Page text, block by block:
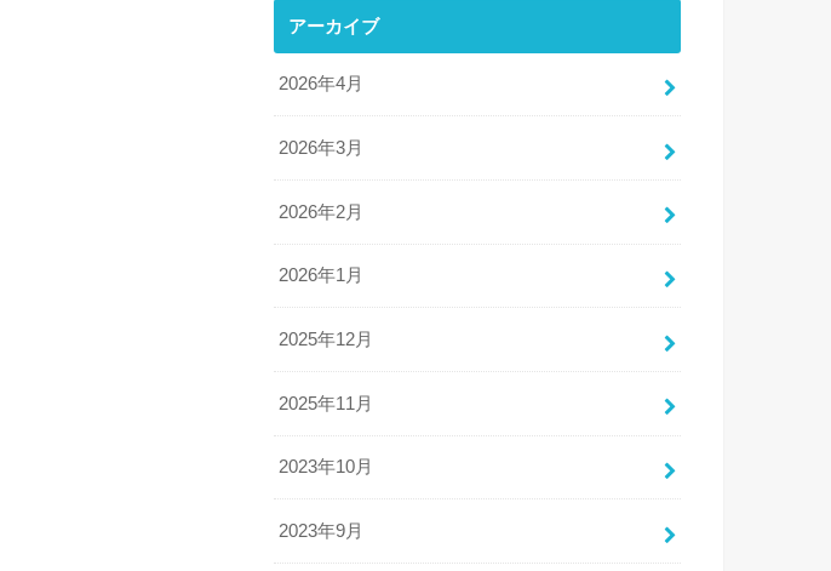
アーカイブ
2026年4月
2026年3月
2026年2月
2026年1月
2025年12月
2025年11月
2023年10月
2023年9月